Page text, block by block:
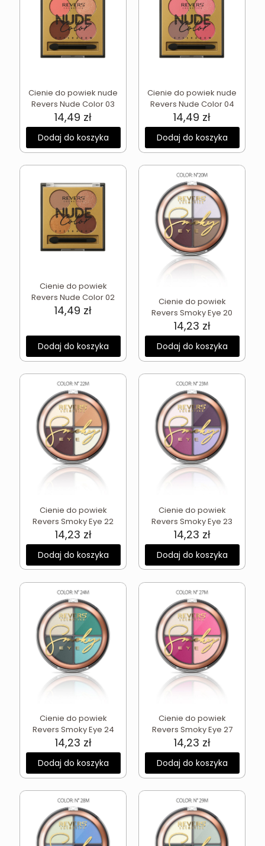
Cienie do powiek nude
Revers Nude Color 03
14,49 zł
Dodaj do koszyka
Cienie do powiek nude
Revers Nude Color 04
14,49 zł
Dodaj do koszyka
Cienie do powiek
Revers Nude Color 02
14,49 zł
Dodaj do koszyka
Cienie do powiek
Revers Smoky Eye 20
14,23 zł
Dodaj do koszyka
Cienie do powiek
Revers Smoky Eye 22
14,23 zł
Dodaj do koszyka
Cienie do powiek
Revers Smoky Eye 23
14,23 zł
Dodaj do koszyka
Cienie do powiek
Revers Smoky Eye 24
14,23 zł
Dodaj do koszyka
Cienie do powiek
Revers Smoky Eye 27
14,23 zł
Dodaj do koszyka